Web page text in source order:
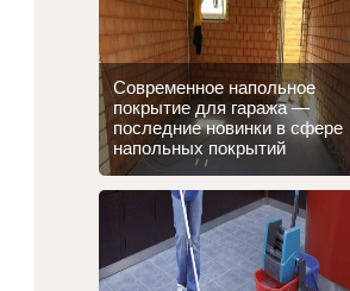
Современное напольное
покрытие для гаража —
последние новинки в сфере
напольных покрытий